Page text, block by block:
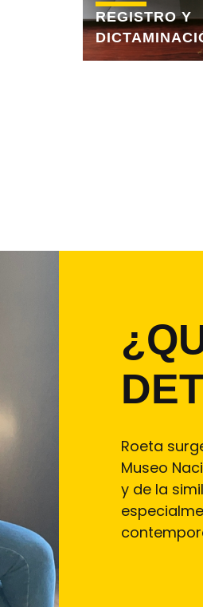
REGISTRO Y
Roeta
Museo
y de la